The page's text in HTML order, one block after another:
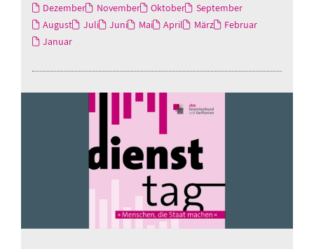
Dezember November Oktober
September
August
Juli Juni Mai April März
Februar
Januar